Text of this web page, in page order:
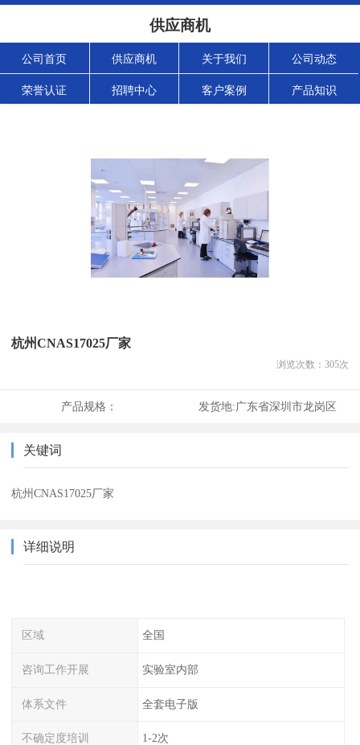
供应商机
公司首页 供应商机 关于我们 公司动态
荣誉认证 招聘中心 客户案例 产品知识
杭州CNAS17025厂家
浏览次数： 305次
产品规格： 发货地:广东省深圳市龙岗区
关键词
杭州CNAS17025厂家
详细说明
区域 全国
咨询工作开展 实验室内部
体系文件 全套电子版
不确定度培训 1-2次